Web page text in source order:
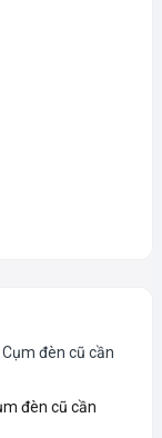
đèn cũ cần